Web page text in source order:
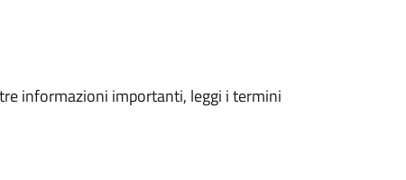
informazioni importanti, leggi i termini